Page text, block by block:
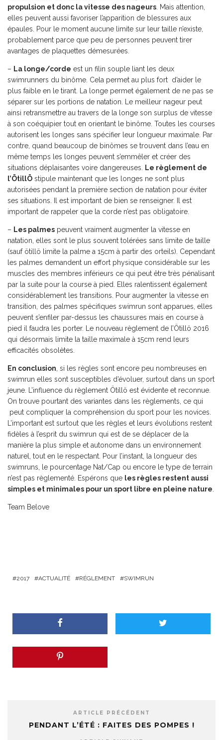
propulsion et donc la vitesse des nageurs . Mais attention,
elles peuvent aussi favoriser l’apparition de blessures aux
épaules. Pour le moment aucune limite sur leur taille n’existe,
probablement parce que peu de personnes peuvent tirer
avantages de plaquettes démesurées.
– La longe/corde est un filin souple liant les deux
swimrunners du binôme. Cela permet au plus fort d’aider le
plus faible en le tirant. La longe permet également de ne pas se
séparer sur les portions de natation. Le meilleur nageur peut
ainsi retransmettre au travers de la longe son surplus de vitesse
à son coéquipier tout en orientant le binôme. Toutes les courses
autorisent les longes sans spécifier leur longueur maximale. Par
contre, quand beaucoup de binômes se trouvent dans l’eau en
même temps les longes peuvent s’emmêler et créer des
situations déplaisantes voire dangereuses.
Le règlement de
l’ÖtillÖ stipule maintenant que les longes ne sont plus
autorisées pendant la première section de natation pour éviter
ses situations. Il est important de bien se renseigner. Il est
important de rappeler que la corde n’est pas obligatoire.
– Les palmes peuvent vraiment augmenter la vitesse en
natation, elles sont le plus souvent tolérées sans limite de taille
(sauf ötillö limite la palme a 15cm à partir des orteils). Cependant
les palmes demandent un effort physique considérable sur les
muscles des membres inférieurs ce qui peut être très pénalisant
par la suite pour la course à pied. Elles ralentissent également
considérablement les transitions. Pour augmenter la vitesse en
transition, des palmes spécifiques swimrun sont apparues, elles
peuvent s’enfiler par-dessus les chaussures mais en course à
pied il faudra les porter. Le nouveau règlement de l’Ötillö 2016
qui désormais limite la taille maximale à 15cm rend leurs
efficacités obsolètes.
En conclusion , si les règles sont encore peu nombreuses en
swimrun elles sont susceptibles d’évoluer, surtout dans un sport
jeune. L’influence du règlement Ötillö est évidente et reconnue.
On trouve pourtant des variantes dans les règlements, ce qui
peut compliquer la compréhension du sport pour les novices.
L’important est surtout que les règles et leurs évolutions restent
fidèles à l’esprit du swimrun qui est de se déplacer de la
manière la plus simple et autonome dans un environnement
naturel, tout en le respectant. Pour l’instant, la longueur des
swimruns, le pourcentage Nat/Cap ou encore le type de terrain
n’est pas règlementé. Espérons que les règles restent aussi
simples et minimales pour un sport libre en pleine nature
Team Belove
2017 ACTUALITÉ RÉGLEMENT SWIMRUN
ARTICLE PRÉCÉDENT
PENDANT L’ÉTÉ : FAITES DES POMPES !